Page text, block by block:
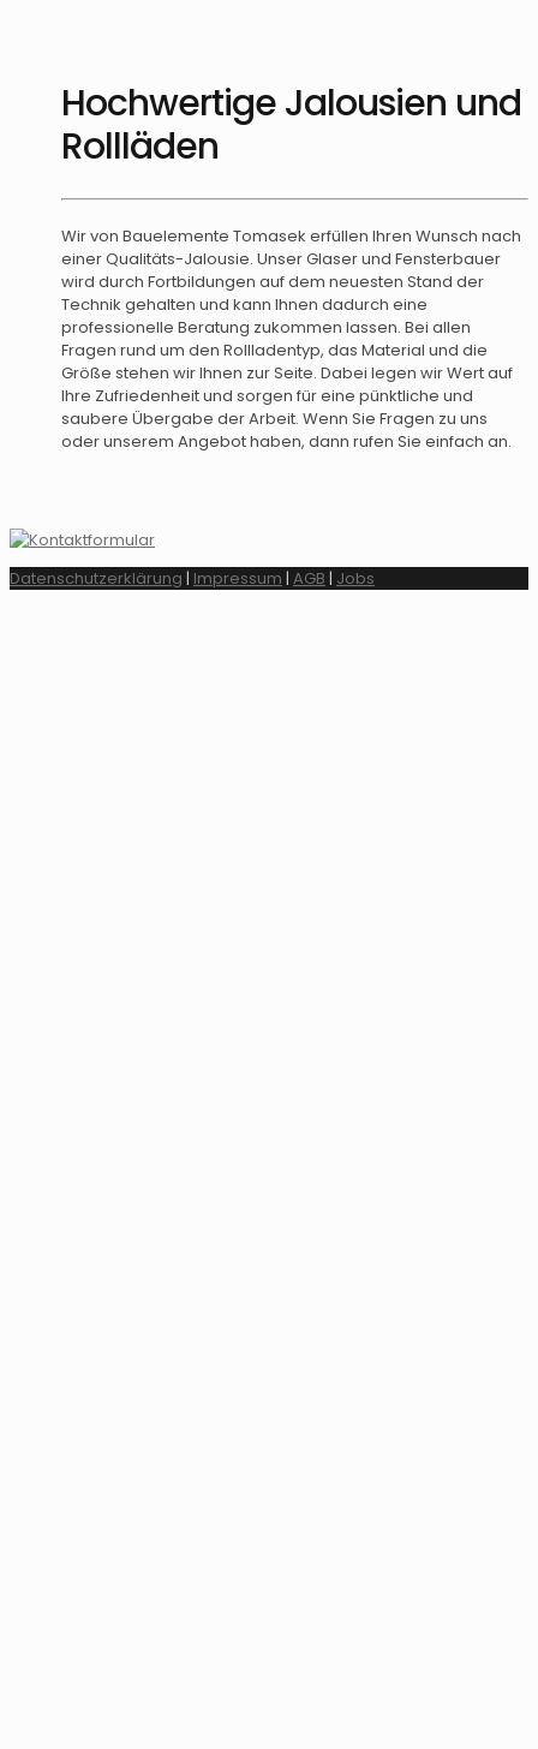
Hochwertige Jalousien und
Rollläden
Wir von Bauelemente Tomasek erfüllen Ihren Wunsch nach
einer Qualitäts-Jalousie. Unser Glaser und Fensterbauer
wird durch Fortbildungen auf dem neuesten Stand der
Technik gehalten und kann Ihnen dadurch eine
professionelle Beratung zukommen lassen. Bei allen
Fragen rund um den Rollladentyp, das Material und die
Größe stehen wir Ihnen zur Seite. Dabei legen wir Wert auf
Ihre Zufriedenheit und sorgen für eine pünktliche und
saubere Übergabe der Arbeit. Wenn Sie Fragen zu uns
oder unserem Angebot haben, dann rufen Sie einfach an.
Datenschutzerklärung | Impressum | AGB | Jobs